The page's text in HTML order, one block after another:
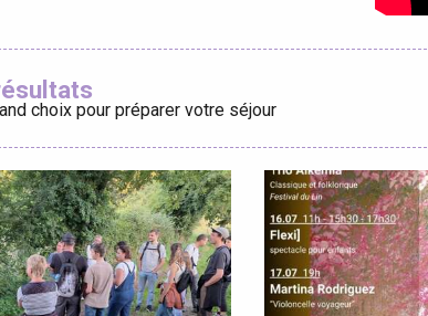
choix pour préparer votre séjour